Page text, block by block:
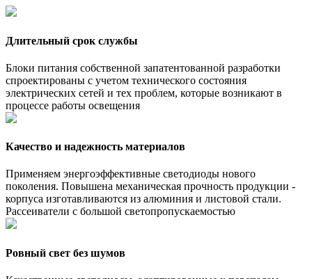
Длительный срок службы
Блоки питания собственной запатентованной разработки
спроектированы с учетом технического состояния
электрических сетей и тех проблем, которые возникают в
процессе работы освещения
Качество и надежность материалов
Применяем энергоэффективные светодиоды нового
поколения. Повышена механическая прочность продукции -
корпуса изготавливаются из алюминия и листовой стали.
Рассеиватели с большой светопропускаемостью
Ровный свет без шумов